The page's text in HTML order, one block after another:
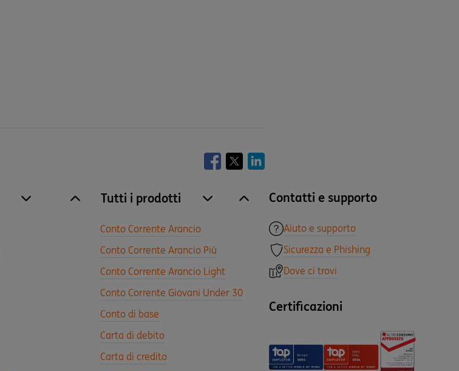
site.accordion.apri [it-IT] Chi siamo
Chiudi Chi siamo
Tutti i prodotti site.accordion.apri [it-IT] Tutti i prodotti
Chiudi Tutti i prodotti
Conto Corrente Arancio
Conto Corrente Arancio Più
Conto Corrente Arancio Light
Conto Corrente Giovani Under 30
Conto di base
Carta di debito
Carta di credito
Contatti e supporto
Aiuto e supporto
Sicurezza e Phishing
Dove ci trovi
Certificazioni